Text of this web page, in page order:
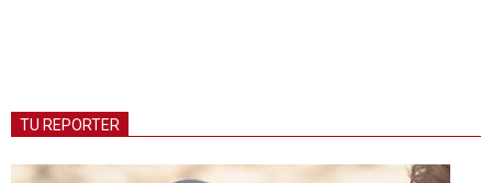
TU REPORTER